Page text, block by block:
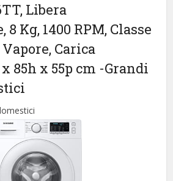
Libera
Kg, 1400 RPM, Classe
Vapore, Carica
85h x 55p cm -Grandi